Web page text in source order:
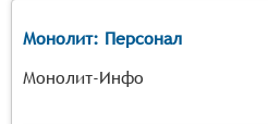
Монолит: Персонал
Монолит-Инфо